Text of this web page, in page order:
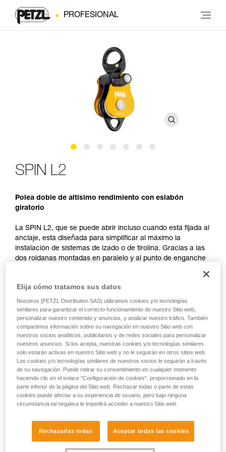
PROFESIONAL
SPIN L2
Polea doble de altísimo rendimiento con eslabón
giratorio
La SPIN L2, que se puede abrir incluso cuando está fijada al
anclaje, está diseñada para simplificar al máximo la
instalación de sistemas de izado o de tirolina. Gracias a las
dos roldanas montadas en paralelo y al punto de enganche
rodamiento de bolas estanco proporcionan un rendimiento
excelente. Se facilitan las manipulaciones, gracias al
eslabón giratorio que permite orientar la polea bajo carga y
conectar directamente mosquetones, cuerdas o cintas.
SPIN L1-L2
Elija cómo tratamos sus datos
Nosotros [PETZL Distribution SAS) utilizamos cookies y/o tecnologías
similares para garantizar el correcto funcionamiento de nuestro Sitio web,
personalizar nuestro contenido y anuncios, y analizar nuestro tráfico. También
compartimos información sobre su navegación en nuestro Sitio web con
nuestros socios analíticos, publicitarios y de redes sociales para personalizar
nuestros anuncios. Si los acepta, nuestras cookies y/o tecnologías similares
solo estarán activas en nuestro Sitio web y no le seguirán en otros sitios web.
Las cookies y/o tecnologías similares de nuestros socios le seguirán a través
de su navegación. Puede retirar su consentimiento en cualquier momento
haciendo clic en el enlace "Configuración de cookies", proporcionado en la
parte inferior de la página del Sitio web. Rechazar todas o parte de estas
cookies puede afectar a su experiencia de usuario, pero bajo ninguna
circunstancia tal negativa le impedirá acceder a nuestro Sitio web.
Rechazarlas todas Aceptar todas las cookies